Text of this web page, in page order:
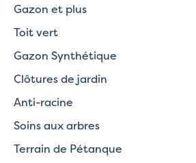
Gazon et plus
Toit vert
Gazon Synthétique
Clôtures de jardin
Anti-racine
Soins aux arbres
Terrain de Pétanque